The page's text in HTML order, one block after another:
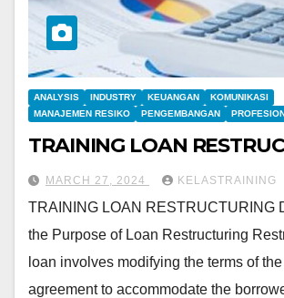
ANALYSIS INDUSTRY KEUANGAN
KOMUNIKASI
MANAJEMEN RESIKO
PENGEMBANGAN
TRAINING LOAN
MARCH 27, 2024 KELASTRAINING
TRAINING LOAN RESTRUCTURING
the Purpose of Loan Restructuring
loan involves modifying the terms of
agreement to accommodate the